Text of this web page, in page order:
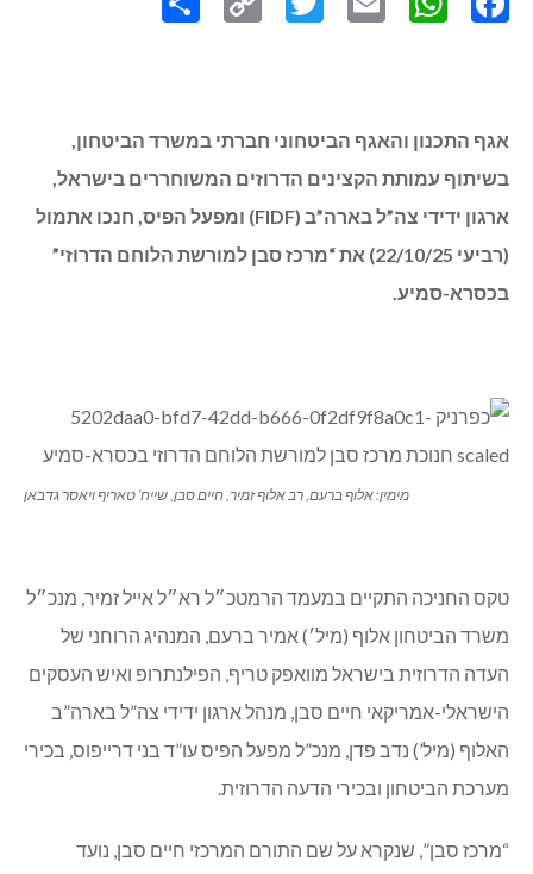
אגף התכנון והאגף הביטחוני חברתי במשרד הביטחון,
בשיתוף עמותת הקצינים הדרוזים המשוחררים בישראל,
ארגון ידידי צה”ל בארה”ב (FIDF) ומפעל הפיס, חנכו אתמול
(רביעי 22/10/25) את “מרכז סבן למורשת הלוחם הדרוזי”
בכסרא-סמיע.
מימין: אלוף ברעם, רב אלוף זמיר, חיים סבן, שייח’ טאריף ויאסר גדבאן
טקס החניכה התקיים במעמד הרמטכ״ל רא״ל אייל זמיר, מנכ״ל
משרד הביטחון אלוף (מיל׳) אמיר ברעם, המנהיג הרוחני של
העדה הדרוזית בישראל מוואפק טריף, הפילנתרופ ואיש העסקים
הישראלי-אמריקאי חיים סבן, מנהל ארגון ידידי צה”ל בארה”ב
האלוף (מיל’) נדב פדן, מנכ”ל מפעל הפיס עו”ד בני דרייפוס, בכירי
מערכת הביטחון ובכירי הדעה הדרוזית.
“מרכז סבן”, שנקרא על שם התורם המרכזי חיים סבן, נועד